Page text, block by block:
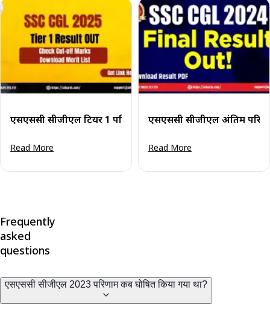
एसएससी सीजीएल टियर 1 परिणाम 2025 घोषित: मेरिट लिस्ट
Read More
एसएससी सीजीएल अंतिम
Read More
Frequently
asked
questions
एसएससी सीजीएल 2023 परिणाम कब घोषित किया गया था?